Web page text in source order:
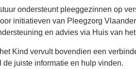
ondersteunt pleeggezinnen op
initiatieven van Pleegzorg
en advies via Huis van
Kind vervult bovendien een
de juiste informatie en hulp vinden.